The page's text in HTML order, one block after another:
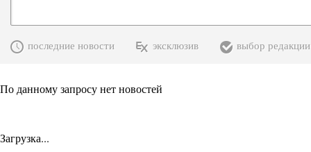
последние новости эксклюзив выбор редакции
По данному запросу нет новостей
Загрузка...